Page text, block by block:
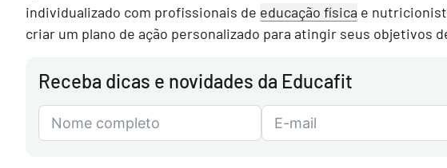
individualizado com profissionais de educação física e
criar um plano de ação personalizado para atingir seus objetivos
Receba dicas e novidades da Educafit